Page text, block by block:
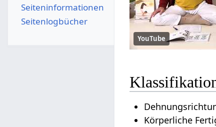
YouTube
Körperliche
Seiten­­informationen
Seitenlogbücher